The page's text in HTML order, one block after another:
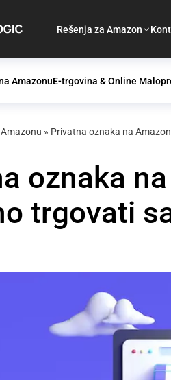
Rešenja za Amazon
AmazonuE-trgovina & Online
» Privatna oznaka na
oznaka
trgovati